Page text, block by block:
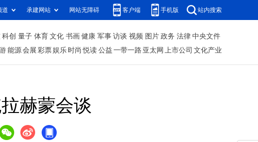
道 承建网站 网站无障碍 客户端 手机版 站内搜索
科创 量子 体育 文化 书画 健康 军事 访谈 视频 图片 政务 法律 中央文件
能源 会展 彩票娱乐 时尚 悦读 公益 一带一路 亚太网 上市公司 文化产业
赫蒙会谈